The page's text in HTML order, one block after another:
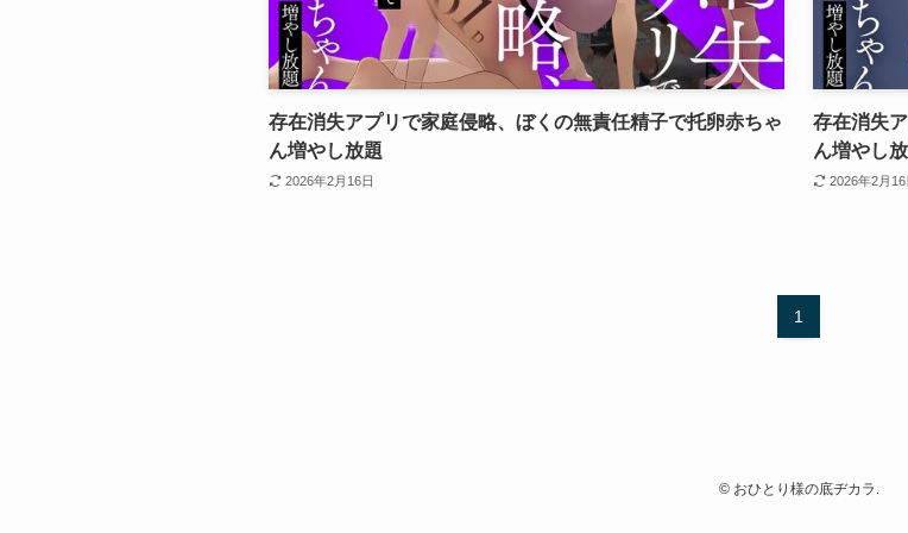
存在消失アプリで家庭侵略、ぼくの無責任精子で托卵赤ちゃ
ん増やし放題
2026年2月16日
存在消失
ん増やし放
2026年2月16
1
©おひとり様の底ヂカラ.